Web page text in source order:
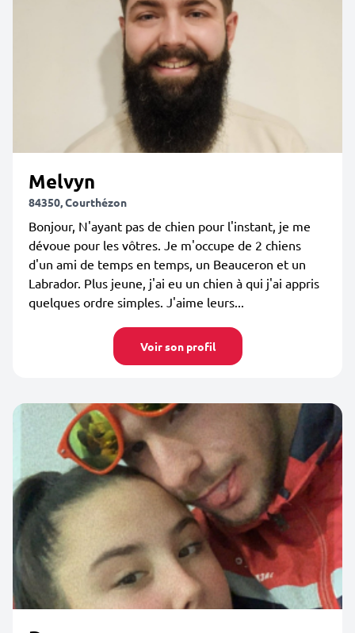
Melvyn
84350, Courthézon
Bonjour, N'ayant pas de chien pour l'instant, je me
dévoue pour les vôtres. Je m'occupe de 2 chiens
d'un ami de temps en temps, un Beauceron et un
Labrador. Plus jeune, j'ai eu un chien à qui j'ai appris
quelques ordre simples. J'aime leurs...
Voir son profil